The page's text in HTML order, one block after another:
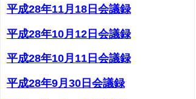
平成28年11月18日会議録
平成28年10月12日会議録
平成28年10月11日会議録
平成28年9月30日会議録